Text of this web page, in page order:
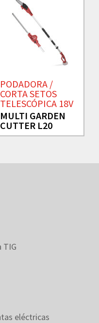
PODADORA /
CORTA SETOS
TELESCÓPICA 18V
MULTI GARDEN
CUTTER L20
TIG
eléctricas